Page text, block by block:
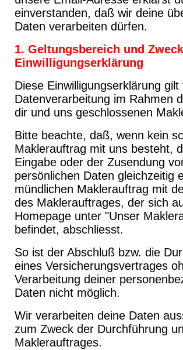
einverstanden, daß wir deine
Daten verarbeiten dürfen.
1. Geltungsbereich und
Einwilligungserklärung
Diese Einwilligungserklärung gilt
Datenverarbeitung im Rahmen
dir und uns geschlossenen
Bitte beachte, daß, wenn kein
Maklerauftrag mit uns besteht,
Eingabe oder der Zusendung
persönlichen Daten gleichzeitig
mündlichen Maklerauftrag mit
des Maklerauftrages, der sich
Homepage unter "Unser
befindet, abschliesst.
So ist der Abschluß bzw. die
eines Versicherungsvertrages
Verarbeitung deiner
Daten nicht möglich.
Wir verarbeiten deine Daten
zum Zweck der Durchführung
Maklerauftrages.